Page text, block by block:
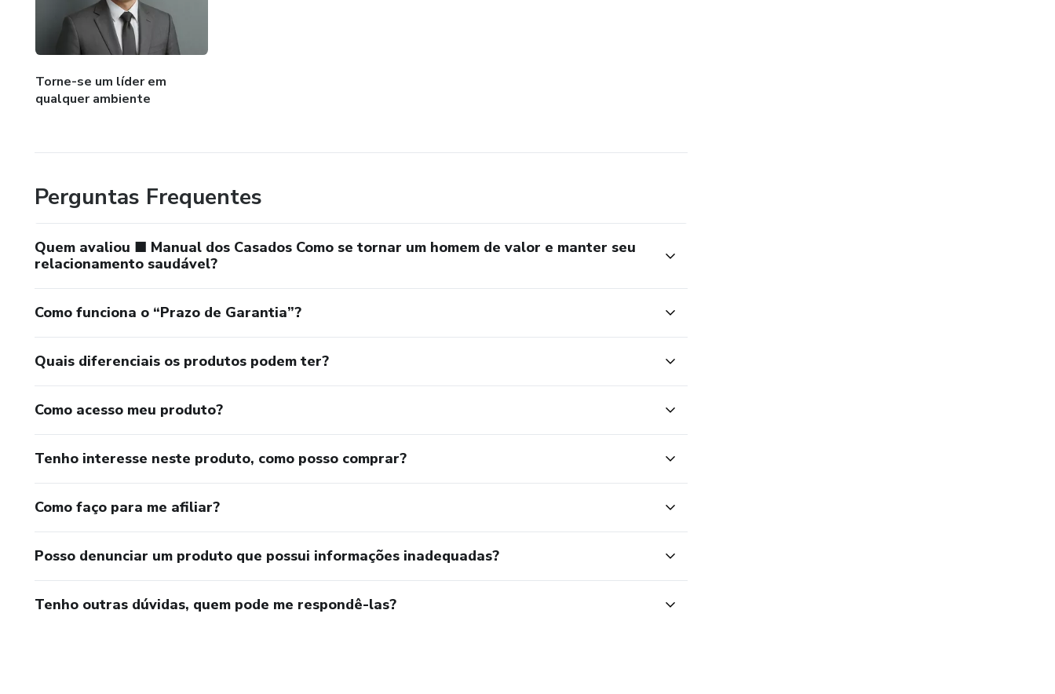
■ Priorizei minha companheira acima de outras pessoas.
■ Perguntei sobre o dia da minha companheira.
■ Passei tempo de qualidade com ela.■ Tratei meus filhos/enteados com amor e respeito.
■ Inovei ou fiz algo novo para quebrar a rotina.■ Reflexões e Perguntas para Conversar com
1. Quais atitudes minhas fazem você se sentir amada?
3. Tenho algum hábito ou mania que você mudaria se pudesse?
4. Quais são os principais motivos das nossas discussões? O que podemos fazer
5. Temos passado tempo suficiente juntos? O que poderíamos fazer para
Torne-se um líder em
qualquer ambiente
Perguntas Frequentes
Quem avaliou ■ Manual dos Casados Como se tornar um homem de valor e manter seu
relacionamento saudável?
Como funciona o “Prazo de Garantia”?
Quais diferenciais os produtos podem ter?
Como acesso meu produto?
Tenho interesse neste produto, como posso comprar?
Como faço para me afiliar?
Posso denunciar um produto que possui informações inadequadas?
Tenho outras dúvidas, quem pode me respondê-las?